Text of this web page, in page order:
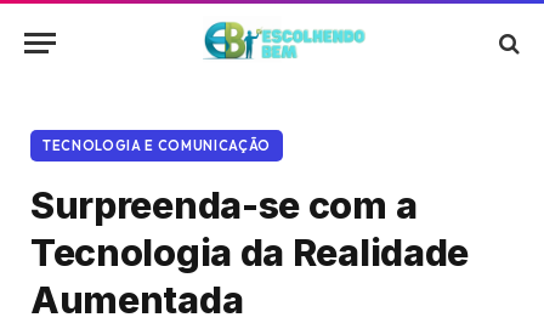
TECNOLOGIA E COMUNICAÇÃO
Surpreenda-se com a
Tecnologia da Realidade
Aumentada